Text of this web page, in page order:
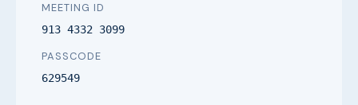
MEETING ID
913 4332 3099
PASSCODE
629549